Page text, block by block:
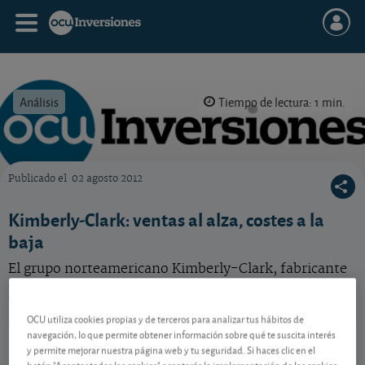
Análisis Tiempo de lectura: 1 min.
Publicado el 02 agosto 2012
Kimberly-Clark: ventas al alza, costes a la
baja
El grupo norteamericano Kimberly-Clark, fabricante
Kimberly-Clark
US4943681035
108,57 USD
OCU utiliza cookies propias y de terceros para analizar tus hábitos de
navegación, lo que permite obtener información sobre qué te suscita interés
y permite mejorar nuestra página web y tu seguridad. Si haces clic en el